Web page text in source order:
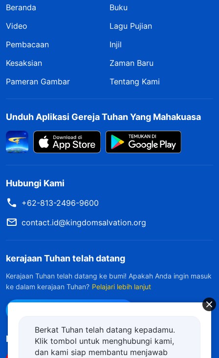
Beranda
Buku
Video
Lagu Pujian
Pembacaan
Injil
Kesaksian
Zaman Baru
Pameran Gambar
Tentang Kami
Unduh Aplikasi Gereja Tuhan Yang Mahakuasa
Hubungi Kami
+62-813-2496-9600
contact.id@kingdomsalvation.org
kerajaan Tuhan telah datang
Kerajaan Tuhan telah datang ke bumi! Apakah Anda ingin masuk
ke dalam kerajaan Tuhan? Pelajari lebih lanjut
Ikuti Kami
Berkat Tuhan telah datang kepadamu.
Klik tombol untuk menghubungi kami,
dan kami siap membantu menjawab